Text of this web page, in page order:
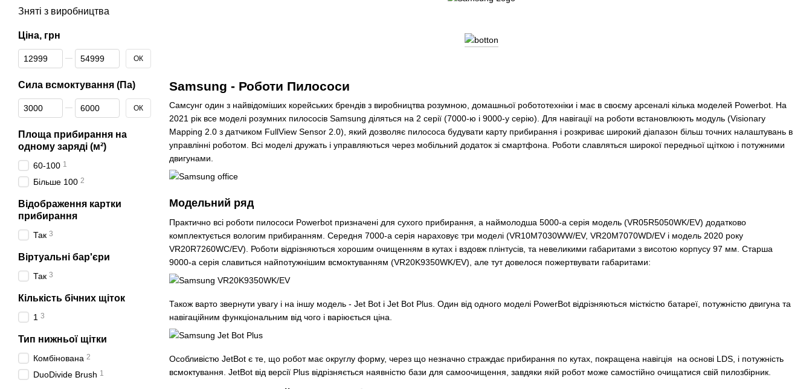
Samsung - Роботи Пилососи
Самсунг один з найвідоміших корейських брендів з виробництва розумною, домашньої робототехніки і має в своєму арсеналі кілька моделей Powerbot. На
2021 рік все моделі розумних пилососів Samsung діляться на 2 серії (7000-ю і 9000-у серію). Для навігації на роботи встановлюють модуль (Visionary
Mapping 2.0 з датчиком FullView Sensor 2.0), який дозволяє пилососа будувати карту прибирання і розкриває широкий діапазон більш точних налаштувань в
управлінні роботом. Всі моделі дружать і управляються через мобільний додаток зі смартфона. Роботи славляться широкої передньої щіткою і потужними
двигунами.
Модельний ряд
Практично всі роботи пилососи Powerbot призначені для сухого прибирання, а наймолодша 5000-а серія модель (VR05R5050WK/EV) додатково
комплектується вологим прибиранням. Середня 7000-а серія нараховує три моделі (VR10M7030WW/EV, VR20M7070WD/EV і модель 2020 року
VR20R7260WC/EV). Роботи відрізняються хорошим очищенням в кутах і вздовж плінтусів, та невеликими габаритами з висотою корпусу 97 мм. Старша
9000-а серія славиться найпотужнішим всмоктуванням (VR20K9350WK/EV), але тут довелося пожертвувати габаритами:
Також варто звернути увагу і на іншу модель - Jet Bot і Jet Bot Plus. Один від одного моделі PowerBot відрізняються місткістю батареї, потужністю двигуна та
навігаційним функціональним від чого і варіюється ціна.
Особливістю JetBot є те, що робот має округлу форму, через що незначно страждає прибирання по кутах, покращена навігція на основі LDS, і потужність
всмоктування. JetBot від версії Plus відрізняється наявністю бази для самоочищення, завдяки якій робот може самостійно очищатися свій пилозбірник.
Зняті з виробництва
Ціна, грн
Від Ціна, грн
До Ціна, грн ОК
Сила всмоктування (Па)
Від Сила всмоктування (Па)
До Сила всмоктування (Па) ОК
Площа прибирання на
одному заряді (м²)
60-100 1
Більше 100 2
Відображення картки
прибирання
Так 3
Віртуальні бар'єри
Так 3
Кількість бічних щіток
1 3
Тип нижньої щітки
Комбінована 2
DuoDivide Brush 1